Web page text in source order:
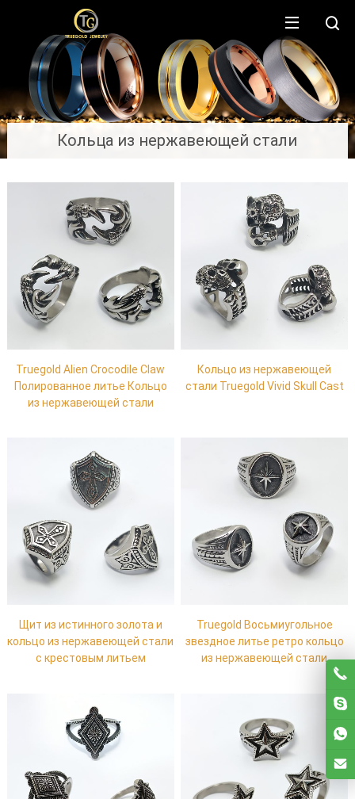
Кольца из нержавеющей стали
Truegold Alien Crocodile Claw
Полированное литье Кольцо
из нержавеющей стали
Кольцо из нержавеющей
стали Truegold Vivid Skull Cast
Щит из истинного золота и
кольцо из нержавеющей стали
с крестовым литьем
Truegold Восьмиугольное
звездное литье ретро кольцо
из нержавеющей стали